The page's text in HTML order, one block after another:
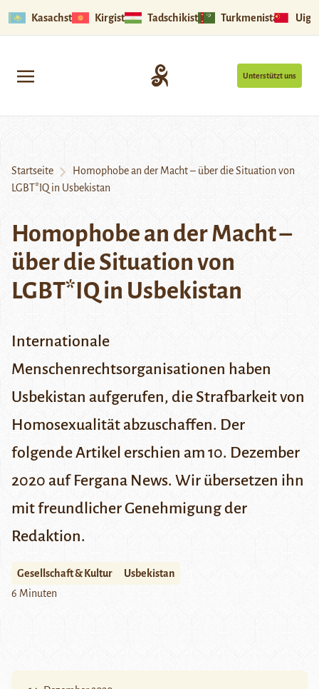
Kasachstan Kirgistan Tadschikistan Turkmenistan
Unterstützt uns
Startseite
Homophobe an der Macht – über die Situation von
LGBT*IQ in Usbekistan
Homophobe an der Macht –
über die Situation von
LGBT*IQ in Usbekistan
Internationale
Menschenrechtsorganisationen haben
Usbekistan aufgerufen, die Strafbarkeit von
Homosexualität abzuschaffen. Der
folgende Artikel erschien am 10. Dezember
2020 auf Fergana News. Wir übersetzen ihn
mit freundlicher Genehmigung der
Redaktion.
Gesellschaft & Kultur
Usbekistan
6 Minuten